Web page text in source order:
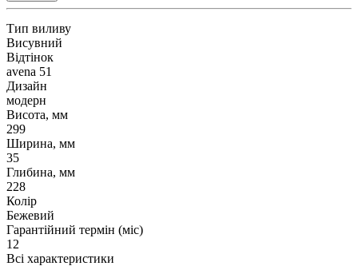
Тип виливу
Висувний
Відтінок
avena 51
Дизайн
модерн
Висота, мм
299
Ширина, мм
35
Глибина, мм
228
Колір
Бежевий
Гарантійний термін (міс)
12
Всі характеристики